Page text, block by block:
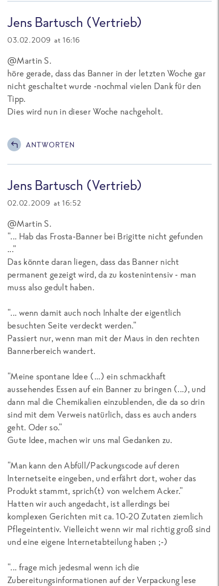
Jens Bartusch (Vertrieb)
03.02.2009 at 16:16
@Martin S.
höre gerade, dass das Banner in der letzten Woche gar
nicht geschaltet wurde -nochmal vielen Dank für den
Tipp.
Dies wird nun in dieser Woche nachgeholt.
ANTWORTEN
Jens Bartusch (Vertrieb)
02.02.2009 at 16:52
@Martin S.
"... Hab das Frosta-Banner bei Brigitte nicht gefunden
..."
Das könnte daran liegen, dass das Banner nicht
permanent gezeigt wird, da zu kostenintensiv - man
muss also gedult haben.
"... wenn damit auch noch Inhalte der eigentlich
besuchten Seite verdeckt werden."
Passiert nur, wenn man mit der Maus in den rechten
Bannerbereich wandert.
"Meine spontane Idee (...) ein schmackhaft
aussehendes Essen auf ein Banner zu bringen (...), und
dann mal die Chemikalien einzublenden, die da so drin
sind mit dem Verweis natürlich, dass es auch anders
geht. Oder so."
Gute Idee, machen wir uns mal Gedanken zu.
"Man kann den Abfüll/Packungscode auf deren
Internetseite eingeben, und erfährt dort, woher das
Produkt stammt, sprich(t) von welchem Acker."
Hatten wir auch angedacht, ist allerdings bei
komplexen Gerichten mit ca. 10-20 Zutaten ziemlich
Pflegeintentiv. Vielleicht wenn wir mal richtig groß sind
und eine eigene Internetabteilung haben ;-)
"... frage mich jedesmal wenn ich die
Zubereitungsinformationen auf der Verpackung lese